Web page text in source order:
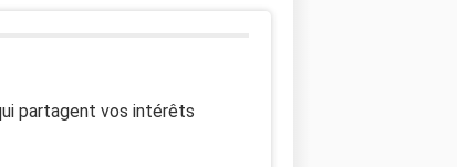
partagent vos intérêts